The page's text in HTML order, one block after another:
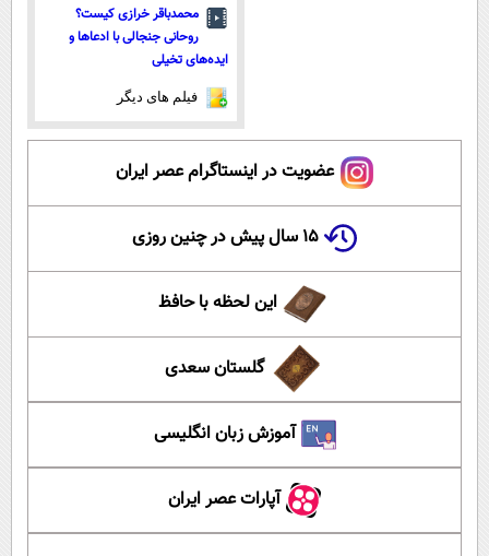
محمدباقر خرازی کیست؟
روحانی جنجالی با ادعاها و
ایده‌های تخیلی
فیلم های دیگر
عضویت در اینستاگرام عصر ایران
۱۵ سال پیش در چنین روزی
این لحظه با حافظ
گلستان سعدی
آموزش زبان انگلیسی
آپارات عصر ایران